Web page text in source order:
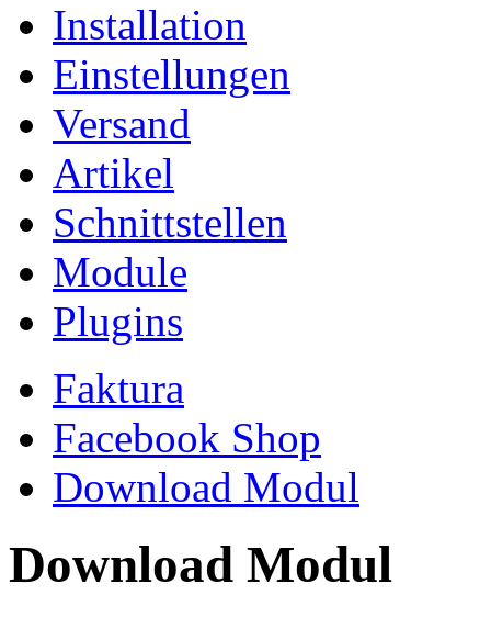
Installation
Einstellungen
Versand
Artikel
Schnittstellen
Module
Plugins
Faktura
Facebook Shop
Download Modul
Download Modul